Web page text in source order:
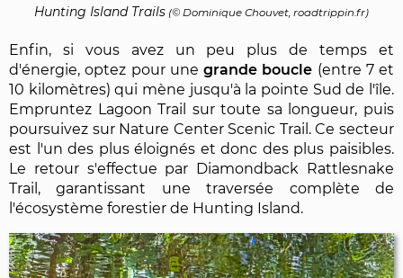
Hunting Island Trails (© Dominique Chouvet, roadtrippin.fr)
Enfin, si vous avez un peu plus de temps et
d'énergie, optez pour une grande boucle (entre 7 et
10 kilomètres) qui mène jusqu'à la pointe Sud de l'île.
Empruntez Lagoon Trail sur toute sa longueur, puis
poursuivez sur Nature Center Scenic Trail. Ce secteur
est l'un des plus éloignés et donc des plus paisibles.
Le retour s'effectue par Diamondback Rattlesnake
Trail, garantissant une traversée complète de
l'écosystème forestier de Hunting Island.